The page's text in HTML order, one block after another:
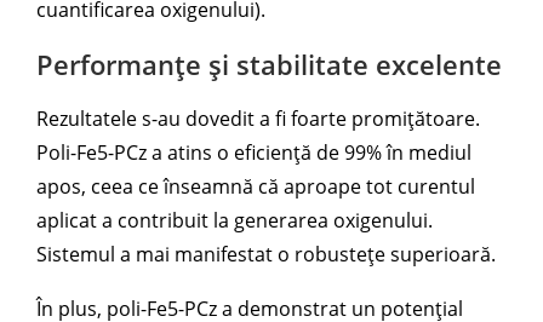
cuantificarea oxigenului).
Performanțe și stabilitate excelente
Rezultatele s-au dovedit a fi foarte promițătoare.
Poli-Fe5-PCz a atins o eficiență de 99% în mediul
apos, ceea ce înseamnă că aproape tot curentul
aplicat a contribuit la generarea oxigenului.
Sistemul a mai manifestat o robustețe superioară.
În plus, poli-Fe5-PCz a demonstrat un potențial